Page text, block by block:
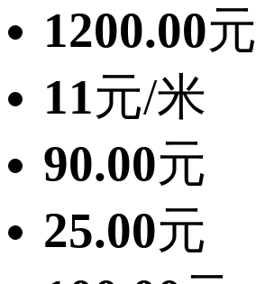
1200.00元
11元/米
90.00元
25.00元